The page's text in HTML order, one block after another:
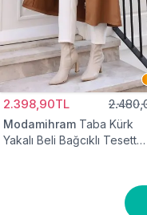
2.398,90TL
Modamihram Taba Kürk
Yakalı Beli Bağcıklı Tesettür